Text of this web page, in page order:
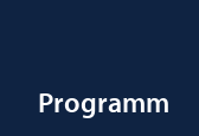
Programm